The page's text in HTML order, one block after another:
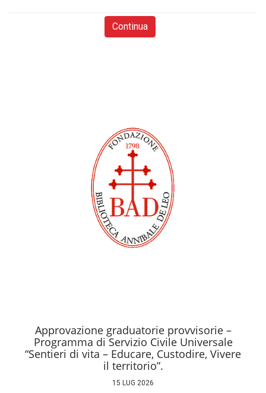
Continua
Approvazione graduatorie provvisorie –
Programma di Servizio Civile Universale
“Sentieri di vita – Educare, Custodire, Vivere
il territorio”.
15 LUG 2026